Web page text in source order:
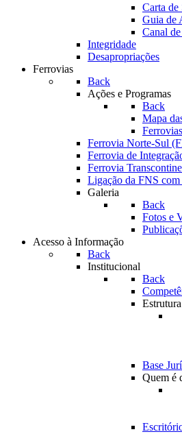
Carta de
Guia de
Canal
Integridade
Desapropriações
Ferrovias
Back
Ações e Programas
Back
Mapa
Ferrovia Norte-Sul
Ferrovia de
Ferrovia
Ligação da FNS com
Galeria
Back
Fotos e
Acesso à Informação
Back
Institucional
Back
Base
Quem é